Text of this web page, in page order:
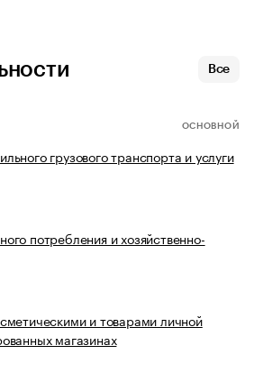
Все
ОСНОВНОЙ
грузового транспорта и услуги
потребления и хозяйственно-
и товарами личной
магазинах